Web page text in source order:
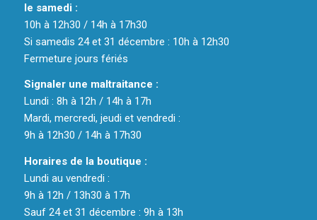
le samedi :
10h à 12h30 / 14h à 17h30
Si samedis 24 et 31 décembre : 10h à 12h30
Fermeture jours fériés
Signaler une maltraitance :
Lundi : 8h à 12h / 14h à 17h
Mardi, mercredi, jeudi et vendredi :
9h à 12h30 / 14h à 17h30
Horaires de la boutique :
Lundi au vendredi :
9h à 12h / 13h30 à 17h
Sauf 24 et 31 décembre : 9h à 13h